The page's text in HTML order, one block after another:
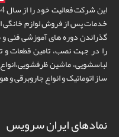
خدمات پس از فروش لوازم خانگی
گذراندن دوره های آموزشی فنی
را در جهت نصب، تامین قطعات و
لباسشویی، ماشین
ساز اتوماتیک و انواع جاروبرقی و
نمادهای ایران سرویس